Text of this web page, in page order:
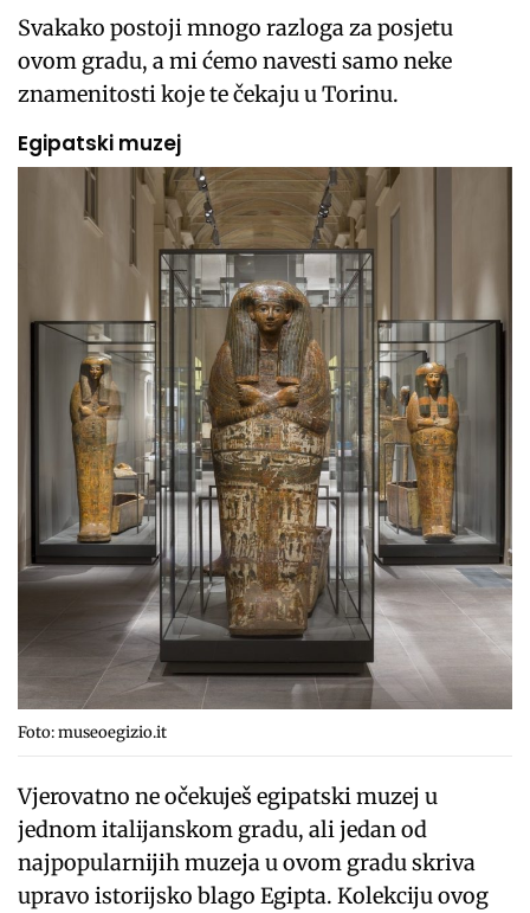
Svakako postoji mnogo razloga za posjetu
ovom gradu, a mi ćemo navesti samo neke
znamenitosti koje te čekaju u Torinu.
Egipatski muzej
Foto: museoegizio.it
Vjerovatno ne očekuješ egipatski muzej u
jednom italijanskom gradu, ali jedan od
najpopularnijih muzeja u ovom gradu skriva
upravo istorijsko blago Egipta. Kolekciju ovog